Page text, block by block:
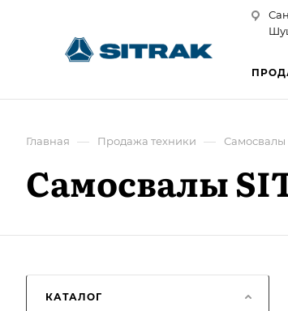
Главная — Продажа техники — Самосвалы
Самосвалы
КАТАЛОГ